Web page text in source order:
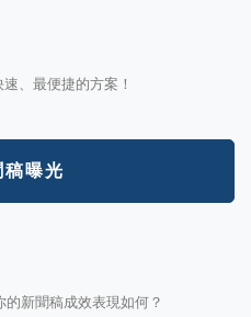
、最便捷的方案！
曝光
新聞稿成效表現如何？